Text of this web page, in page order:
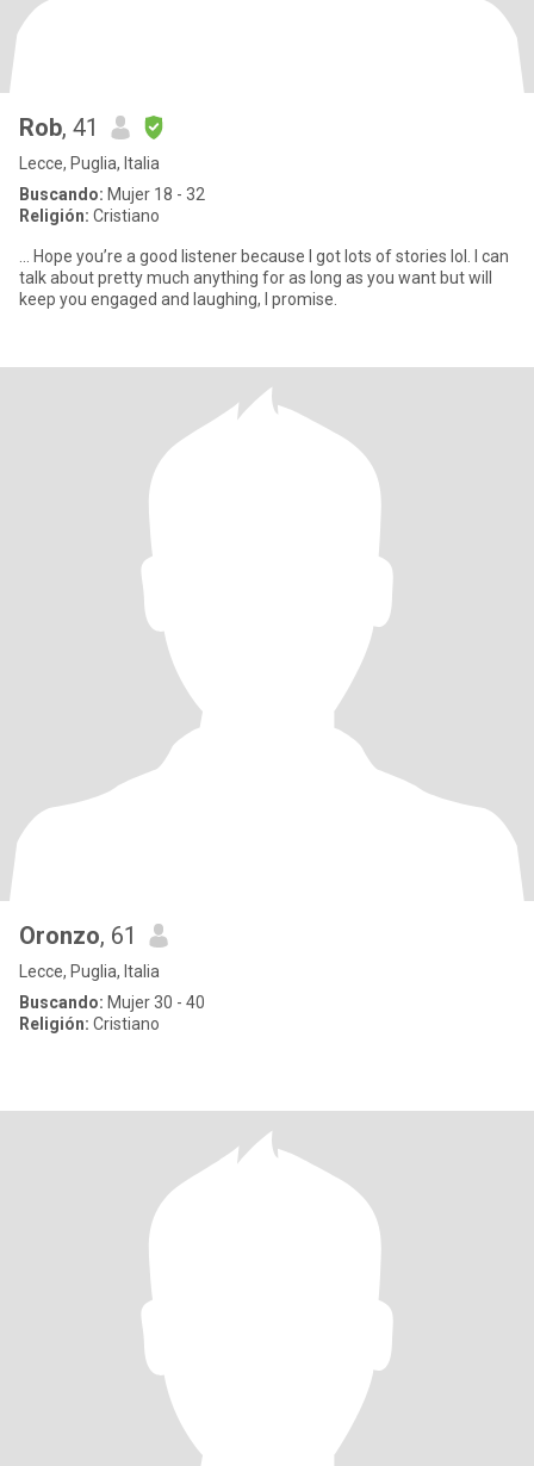
Rob, 41
Lecce, Puglia, Italia
Buscando: Mujer 18 - 32
Religión: Cristiano
... Hope you’re a good listener because I got lots of stories lol. I can
talk about pretty much anything for as long as you want but will
keep you engaged and laughing, I promise.
Oronzo, 61
Lecce, Puglia, Italia
Buscando: Mujer 30 - 40
Religión: Cristiano